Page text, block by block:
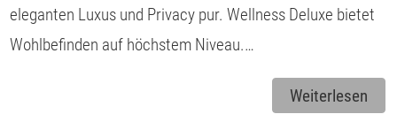
eleganten Luxus und Privacy pur. Wellness Deluxe bietet
Wohlbefinden auf höchstem Niveau.…
Weiterlesen